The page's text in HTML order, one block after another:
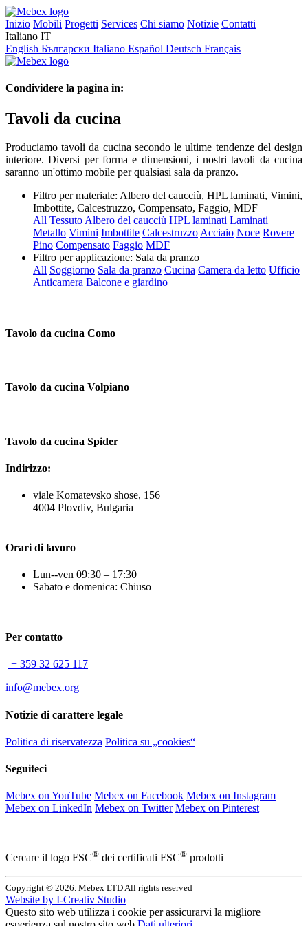
Inizio Mobili Progetti Services Chi siamo Notizie Contatti
Italiano IT
English Български Italiano Español Deutsch Français
Condividere la pagina in:
Tavoli da cucina
Produciamo tavoli da cucina secondo le ultime tendenze del design
interiore. Diversi per forma e dimensioni, i nostri tavoli da cucina
saranno un'ottimo mobile per qualsiasi sala da pranzo.
Filtro per materiale: Albero del caucciù, HPL laminati, Vimini,
Imbottite, Calcestruzzo, Compensato, Faggio, MDF
All TessutoAlbero del caucciù HPL laminati Laminati
Metallo Vimini Imbottite CalcestruzzoAcciaio Noce Rovere
Pino Compensato Faggio MDF
Filtro per applicazione: Sala da pranzo
All Soggiorno Sala da pranzo Cucina Camera da letto Ufficio
Anticamera Balcone e giardino
Tavolo da cucina Como
Tavolo da cucina Volpiano
Tavolo da cucina Spider
Indirizzo:
viale Komatevsko shose, 156
4004 Plovdiv, Bulgaria
Orari di lavoro
Lun--ven 09:30 – 17:30
Sabato e domenica: Chiuso
Per contatto
+ 359 32 625 117
info@mebex.org
Notizie di carattere legale
Politica di riservatezza Politica su „cookies“
Seguiteci
Mebex on YouTube Mebex on Facebook Mebex on Instagram
Mebex on LinkedIn Mebex on Twitter Mebex on Pinterest
Cercare il logo FSC® dei certificati FSC® prodotti
Copyright © 2026. Mebex LTD All rights reserved
Website by I-Creativ Studio
Questo sito web utilizza i cookie per assicurarvi la migliore